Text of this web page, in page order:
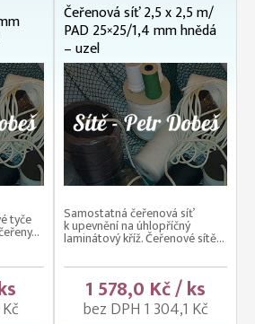
tyče
Čeřenová síť 2,5 x 2,5 m/
PAD 25×25/1,4 mm hnědá
– uzel
Samostatná čeřenová síť
k upevnění na úhlopříčný
laminátový kříž. Čeřenové sítě...
1 578,0 Kč / ks
bez DPH 1 304,1 Kč